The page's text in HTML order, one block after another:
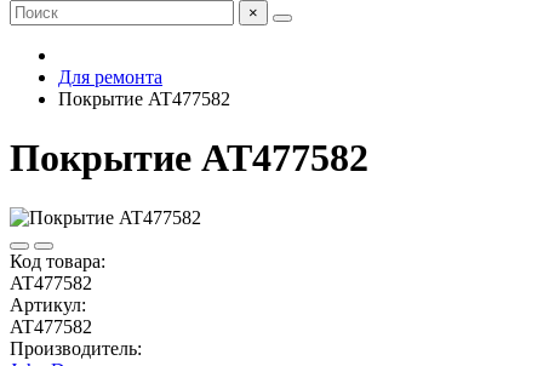
×
Для ремонта
Покрытие AT477582
Покрытие AT477582
Код товара:
AT477582
Артикул:
AT477582
Производитель: